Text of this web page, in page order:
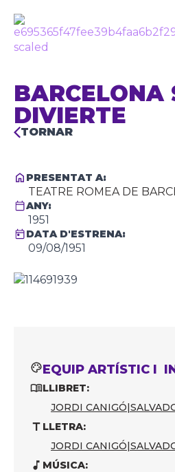
BARCELONA
DIVIERTE
TORNAR
PRESENTAT A:
TEATRE ROMEA DE
ANY:
1951
DATA D'ESTRENA:
09/08/1951
EQUIP ARTÍSTIC I
LLIBRET:
JORDI CANIGÓ|
LLETRA:
JORDI CANIGÓ|
MÚSICA: